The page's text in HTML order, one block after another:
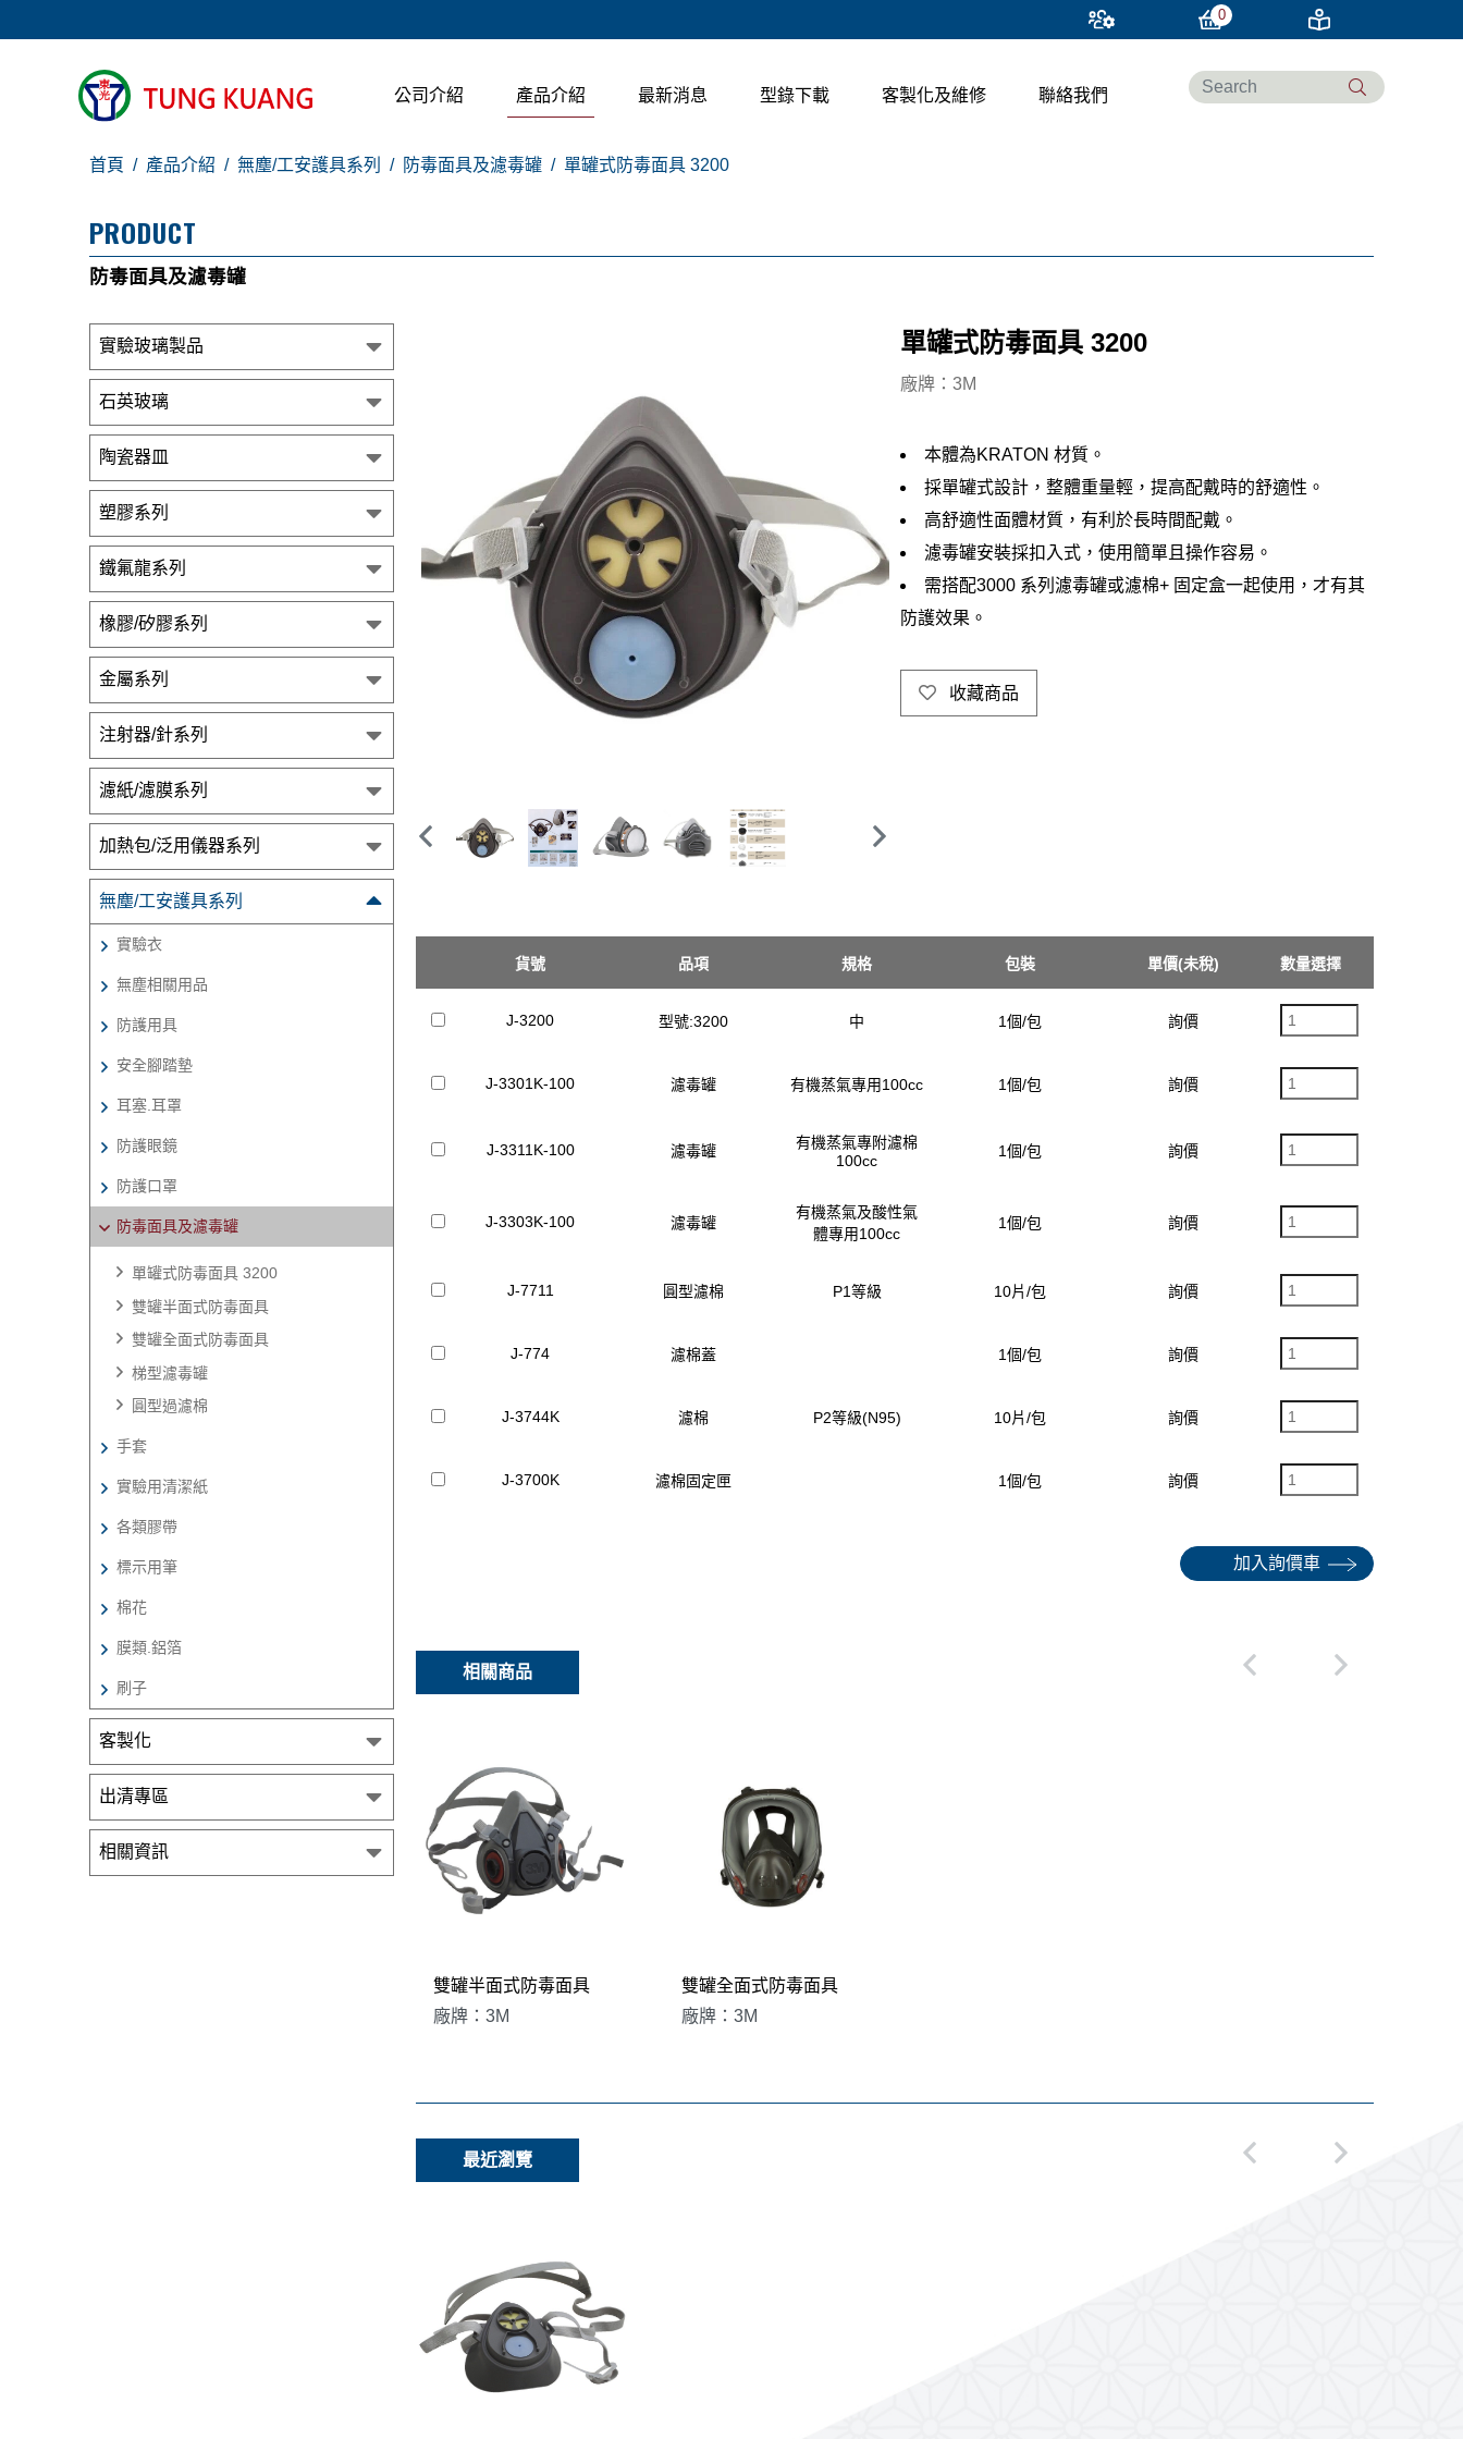
0
公司介紹 產品介紹 最新消息 型錄下載 客製化及維修 聯絡我們
首頁 產品介紹 無塵/工安護具系列 防毒面具及濾毒罐 單罐式防毒面具 3200
PRODUCT
防毒面具及濾毒罐
實驗玻璃製品
石英玻璃
陶瓷器皿
塑膠系列
鐵氟龍系列
橡膠/矽膠系列
金屬系列
注射器/針系列
濾紙/濾膜系列
加熱包/泛用儀器系列
無塵/工安護具系列
實驗衣
無塵相關用品
防護用具
安全腳踏墊
耳塞.耳罩
防護眼鏡
防護口罩
防毒面具及濾毒罐
單罐式防毒面具 3200
雙罐半面式防毒面具
雙罐全面式防毒面具
梯型濾毒罐
圓型過濾棉
手套
實驗用清潔紙
各類膠帶
標示用筆
棉花
膜類.鋁箔
刷子
客製化
出清專區
相關資訊
單罐式防毒面具 3200
廠牌：3M
本體為KRATON 材質。
採單罐式設計，整體重量輕，提高配戴時的舒適性。
高舒適性面體材質，有利於長時間配戴。
濾毒罐安裝採扣入式，使用簡單且操作容易。
需搭配3000 系列濾毒罐或濾棉+ 固定盒一起使用，才有其
防護效果。
收藏商品
貨號 品項 規格 包裝 單價(未稅) 數量選擇
J-3200 型號:3200 中 1個/包 詢價
J-3301K-100 濾毒罐 有機蒸氣專用100cc 1個/包 詢價
J-3311K-100 濾毒罐
有機蒸氣專附濾棉
100cc
1個/包 詢價
J-3303K-100 濾毒罐
有機蒸氣及酸性氣
體專用100cc
1個/包 詢價
J-7711 圓型濾棉 P1等級 10片/包 詢價
J-774 濾棉蓋 1個/包 詢價
J-3744K 濾棉 P2等級(N95) 10片/包 詢價
J-3700K 濾棉固定匣 1個/包 詢價
加入詢價車
相關商品
雙罐半面式防毒面具
廠牌：3M
雙罐全面式防毒面具
廠牌：3M
最近瀏覽